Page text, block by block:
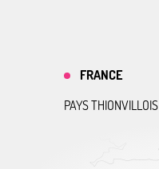
FRANCE
PAYS THIONVILLOIS